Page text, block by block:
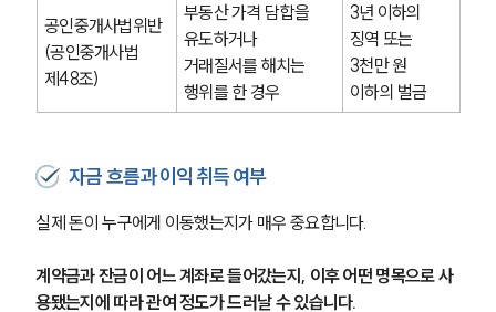
공인중개사법위반
(공인중개사법
제48조)
부동산 가격 담합을
유도하거나
거래질서를 해치는
행위를 한 경우
3년 이하의
징역 또는
3천만 원
이하의 벌금
자금 흐름과 이익 취득 여부
실제 돈이 누구에게 이동했는지가 매우 중요합니다.
계약금과 잔금이 어느 계좌로 들어갔는지, 이후 어떤 명목으로 사
용됐는지에 따라 관여 정도가 드러날 수 있습니다.